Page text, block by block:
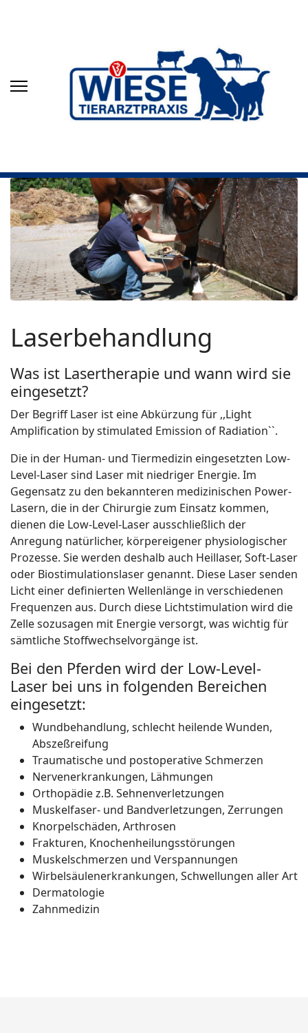
Laserbehandlung
Was ist Lasertherapie und wann wird sie
eingesetzt?
Der Begriff Laser ist eine Abkürzung für ,,Light
Amplification by stimulated Emission of Radiation``.
Die in der Human- und Tiermedizin eingesetzten Low-
Level-Laser sind Laser mit niedriger Energie. Im
Gegensatz zu den bekannteren medizinischen Power-
Lasern, die in der Chirurgie zum Einsatz kommen,
dienen die Low-Level-Laser ausschließlich der
Anregung natürlicher, körpereigener physiologischer
Prozesse. Sie werden deshalb auch Heillaser, Soft-Laser
oder Biostimulationslaser genannt. Diese Laser senden
Licht einer definierten Wellenlänge in verschiedenen
Frequenzen aus. Durch diese Lichtstimulation wird die
Zelle sozusagen mit Energie versorgt, was wichtig für
sämtliche Stoffwechselvorgänge ist.
Bei den Pferden wird der Low-Level-
Laser bei uns in folgenden Bereichen
eingesetzt:
Wundbehandlung, schlecht heilende Wunden,
Abszeßreifung
Traumatische und postoperative Schmerzen
Nervenerkrankungen, Lähmungen
Orthopädie z.B. Sehnenverletzungen
Muskelfaser- und Bandverletzungen, Zerrungen
Knorpelschäden, Arthrosen
Frakturen, Knochenheilungsstörungen
Muskelschmerzen und Verspannungen
Wirbelsäulenerkrankungen, Schwellungen aller Art
Dermatologie
Zahnmedizin